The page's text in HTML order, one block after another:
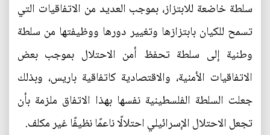
سلطة خاضعة للابتزاز، بموجب العديد من الاتفاقيات التي
تسمح للكيان بابتزازها وتغيير دورها ووظيفتها من سلطة
وطنية إلى سلطة تحفظ أمن الاحتلال بموجب بعض
الاتفاقيات الأمنية، والاقتصادية كاتفاقية باريس، وبذلك
جعلت السلطة الفلسطينية نفسها بهذا الاتفاق ملزمة بأن
تجعل الاحتلال الإسرائيلي احتلالًا ناعمًا نظيفًا غير مكلف.